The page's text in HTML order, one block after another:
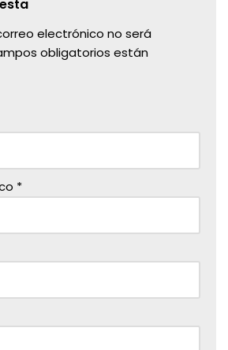
electrónico no será
obligatorios están
*